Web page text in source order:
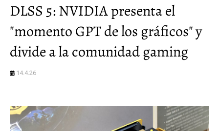
DLSS 5: NVIDIA presenta el
"momento GPT de los gráficos" y
divide a la comunidad gaming
14.4.26